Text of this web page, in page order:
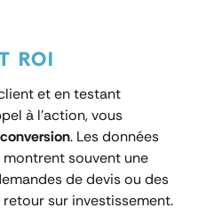
ROI
et en testant
à l’action, vous
. Les données
souvent une
de devis ou des
sur investissement.